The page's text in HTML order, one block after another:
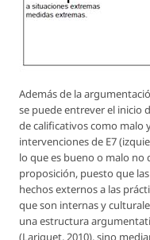
Además de la
se puede entrever el inicio
de calificativos como malo
intervenciones de E7
lo que es bueno o malo no
proposición, puesto que
hechos externos a las
que son internas y
una estructura
(Lariguet, 2010), sino